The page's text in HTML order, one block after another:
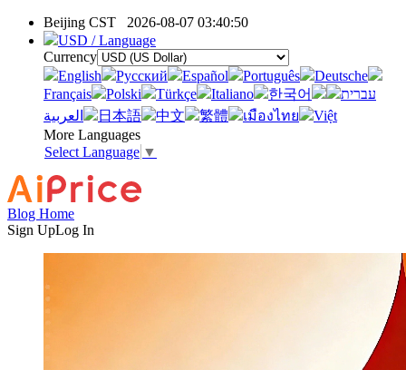
Beijing CST 2026-08-07 03:40:50
USD / Language
Currency
English
Pусский Español Português
Deutsche
Français
Polski Türkçe Italiano 한국어
עברית
العربية
日本語 中文 繁體 เมืองไทย
Việt
More Languages
Select Language ▼
Blog Home
Sign UpLog In